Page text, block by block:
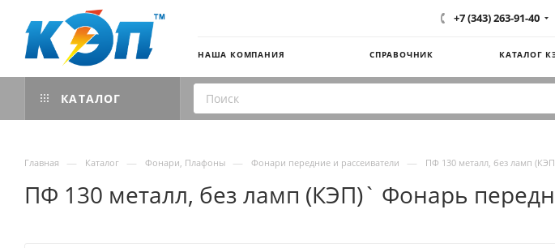
+7 (343) 263-91-40
НАША КОМПАНИЯ СПРАВОЧНИК КАТАЛОГ
КАТАЛОГ
Главная — Каталог — Фонари, Плафоны — Фонари передние и рассеиватели — ПФ 130 металл, без ламп
ПФ 130 металл, без ламп (КЭП)` Фонарь